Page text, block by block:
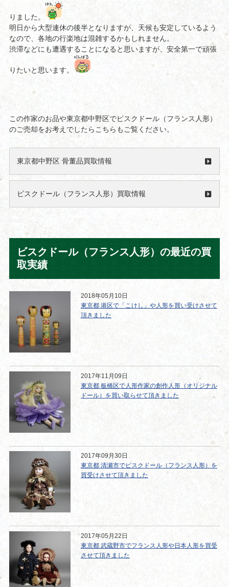
りました。
明日から大型連休の後半となりますが、天候も安定しているよう
なので、各地の行楽地は混雑するかもしれません。
渋滞などにも遭遇することになると思いますが、安全第一で頑張
りたいと思います。
この作家のお品や東京都中野区でビスクドール（フランス人形）
のご売却をお考えでしたらこちらもご覧ください。
東京都中野区 骨董品買取情報
ビスクドール（フランス人形）買取情報
ビスクドール（フランス人形）の最近の買
取実績
2018年05月10日
東京都 港区で「こけし」や人形を買い受けさせて
頂きました
2017年11月09日
東京都 板橋区で人形作家の創作人形（オリジナル
ドール）を買い取らせて頂きました
2017年09月30日
東京都 清瀬市でビスクドール（フランス人形）を
買受けさせて頂きました
2017年05月22日
東京都 武蔵野市でフランス人形や日本人形を買受
させて頂きました